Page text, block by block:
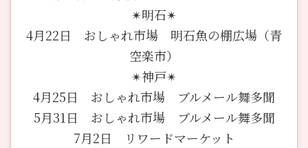
✴︎明石✴︎
4月22日 おしゃれ市場 明石魚の棚広場（青
空楽市）
✴︎神戸✴︎
4月25日 おしゃれ市場 ブルメール舞多聞
5月31日 おしゃれ市場 ブルメール舞多聞
7月2日 リワードマーケット